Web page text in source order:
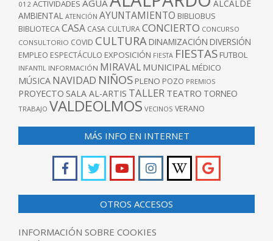
012 ACTIVIDADES AGUA
ALCALDE
AMBIENTAL ATENCIÓN AYUNTAMIENTO BIBLIOBUS
BIBLIOTECACASA CASA CULTURACONCIERTO CONCURSO
CONSULTORIO COVID CULTURA DINAMIZACIÓN DIVERSIÓN
EMPLEO ESPECTÁCULO EXPOSICIÓN FIESTA FIESTAS FUTBOL
INFANTIL INFORMACIÓN MIRAVAL MUNICIPAL MÉDICO
MÚSICA NAVIDAD NIÑOS PLENO POZO PREMIOS
PROYECTO SALA AL-ARTIS TALLER TEATRO TORNEO
TRABAJO VALDEOLMOS VECINOS VERANO
MÁS INFO EN INTERNET
OTROS ACCESOS
INFORMACIÓN SOBRE COOKIES